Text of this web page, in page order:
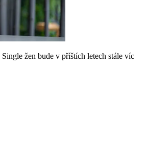
žen bude v příštích letech stále víc